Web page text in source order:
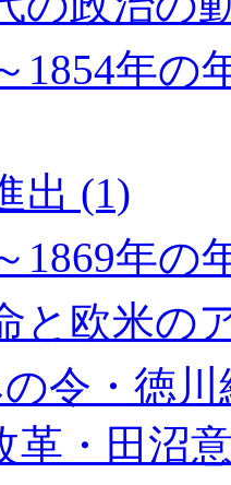
1854年
出 (1)
1869年の
と欧米の
令・徳
革・田沼